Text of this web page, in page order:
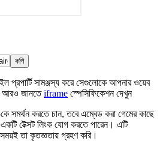
কপি
প্রপার্টি সামঞ্জস্য করে সেগুলোকে আপনার ওয়েব
আরও জানতেiframe স্পেসিফিকেশন দেখুন
সমর্থন করতে চান, তবে এম্বেড করা গেমের কাছে
একটি টেক্সট লিংক যোগ করতে পারেন। এটি
তা কৃতজ্ঞতায় গ্রহণ করি।